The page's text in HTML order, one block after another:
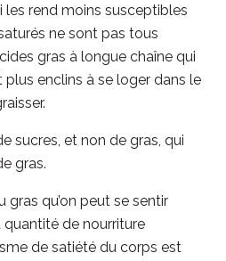
les rend moins susceptibles
ne sont pas tous
gras à longue chaîne qui
enclins à se loger dans le
sucres, et non de gras, qui
gras.
gras qu’on peut se sentir
quantité de nourriture
de satiété du corps est